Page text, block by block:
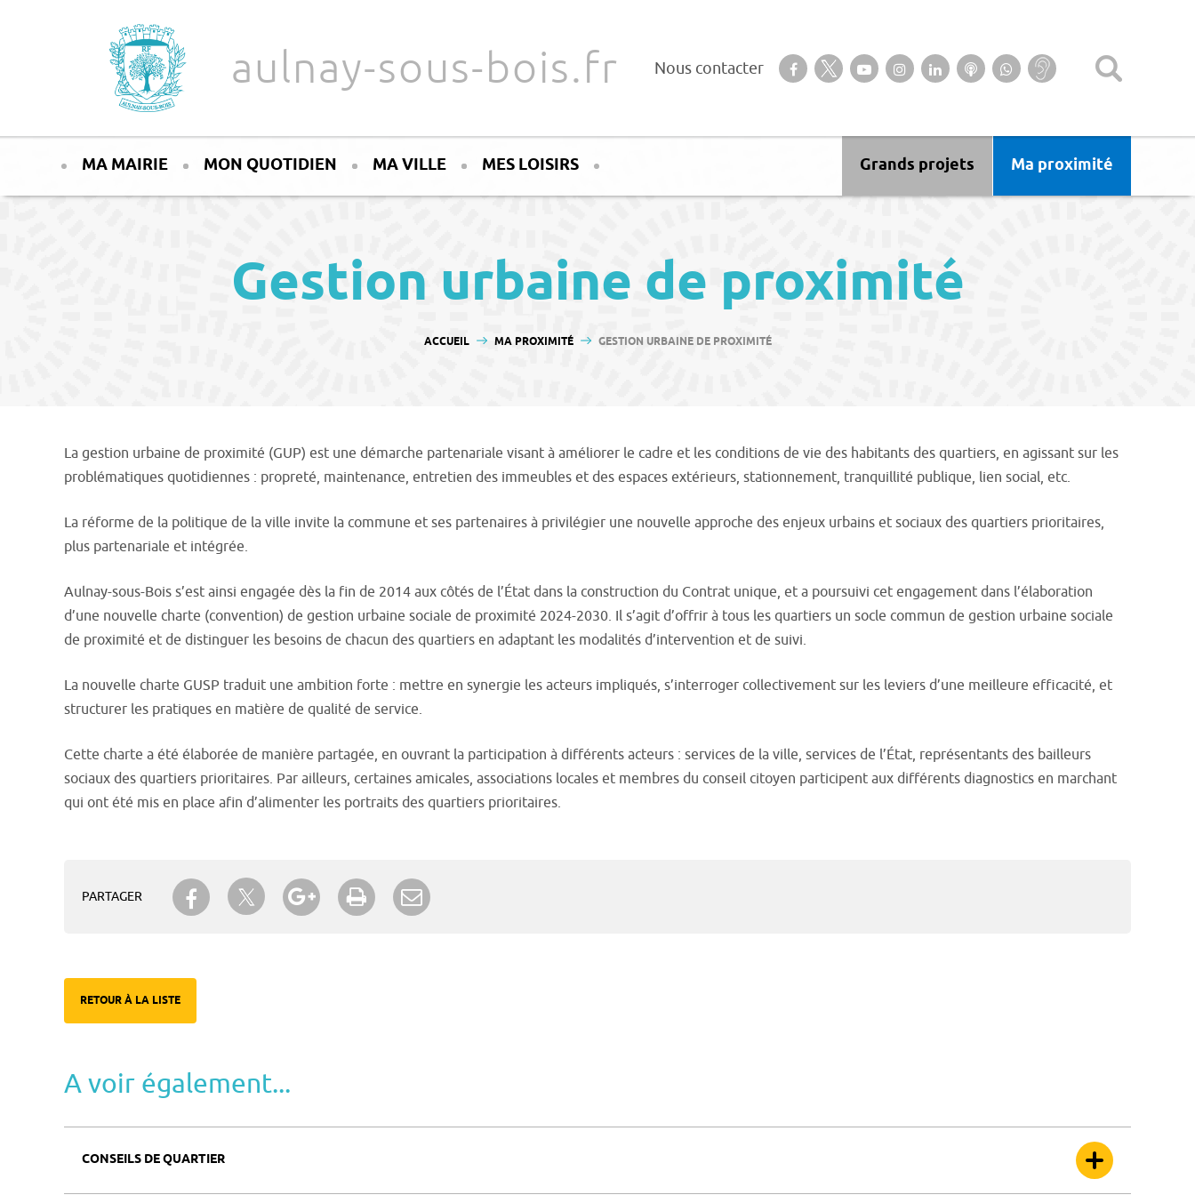
aulnay-sous-bois.fr Nous contacter Suivez-nous sur notre page Facebook
Suivez-nous sur Twitter
Suivez-nous sur YouTube
Suivez-nous sur Instagram
Retrouvez-nous sur Linkedin
Ecoutez nos Podcasts
Suivez-nous sur
WhatsApp
Baisse
d’audition ?
MA MAIRIE MON QUOTIDIEN MA VILLE MES LOISIRS Ma proximité
Grands projets
Gestion urbaine de proximité
VOUS ÊTES ICI :
ACCUEIL MA PROXIMITÉ GESTION URBAINE DE PROXIMITÉ
La gestion urbaine de proximité (GUP) est une démarche partenariale visant à améliorer le cadre et les conditions de vie des habitants des quartiers, en agissant sur les
problématiques quotidiennes : propreté, maintenance, entretien des immeubles et des espaces extérieurs, stationnement, tranquillité publique, lien social, etc.
La réforme de la politique de la ville invite la commune et ses partenaires à privilégier une nouvelle approche des enjeux urbains et sociaux des quartiers prioritaires,
plus partenariale et intégrée.
Aulnay-sous-Bois s’est ainsi engagée dès la fin de 2014 aux côtés de l’État dans la construction du Contrat unique, et a poursuivi cet engagement dans l’élaboration
d’une nouvelle charte (convention) de gestion urbaine sociale de proximité 2024-2030. Il s’agit d’offrir à tous les quartiers un socle commun de gestion urbaine sociale
de proximité et de distinguer les besoins de chacun des quartiers en adaptant les modalités d’intervention et de suivi.
La nouvelle charte GUSP traduit une ambition forte : mettre en synergie les acteurs impliqués, s’interroger collectivement sur les leviers d’une meilleure efficacité, et
structurer les pratiques en matière de qualité de service.
Cette charte a été élaborée de manière partagée, en ouvrant la participation à différents acteurs : services de la ville, services de l’État, représentants des bailleurs
sociaux des quartiers prioritaires. Par ailleurs, certaines amicales, associations locales et membres du conseil citoyen participent aux différents diagnostics en marchant
qui ont été mis en place afin d’alimenter les portraits des quartiers prioritaires.
PARTAGER
Partager sur Facebook
Partager sur TwitterPartager sur Google+
Imprimer
RETOUR À LA LISTE
A voir également...
CONSEILS DE QUARTIER